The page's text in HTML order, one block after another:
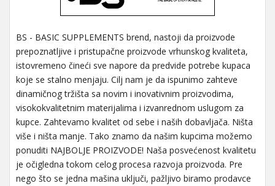
BS - BASIC SUPPLEMENTS brend, nastoji da proizvode
prepoznatljive i pristupačne proizvode vrhunskog kvaliteta,
istovremeno čineći sve napore da predvide potrebe kupaca
koje se stalno menjaju. Cilj nam je da ispunimo zahteve
dinamičnog tržišta sa novim i inovativnim proizvodima,
visokokvalitetnim materijalima i izvanrednom uslugom za
kupce. Zahtevamo kvalitet od sebe i naših dobavljača. Ništa
više i ništa manje. Tako znamo da našim kupcima možemo
ponuditi NAJBOLJE PROIZVODE! Naša posvećenost kvalitetu
je očigledna tokom celog procesa razvoja proizvoda. Pre
nego što se jedna mašina uključi, pažljivo biramo prodavce